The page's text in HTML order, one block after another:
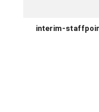
interim-